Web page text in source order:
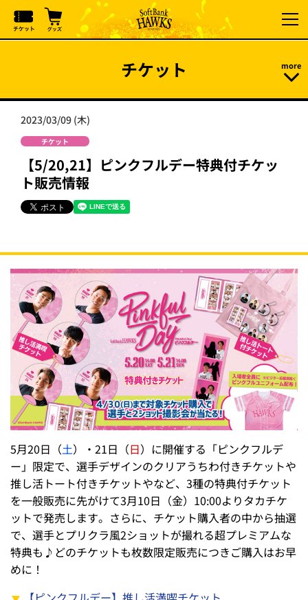
チケット
2023/03/09 (木)
チケット
【5/20,21】ピンクフルデー特典付チケッ
ト販売情報
5月20日（土）・21日（日）に開催する「ピンクフルデ
ー」限定で、選手デザインのクリアうちわ付きチケットや
推し活トート付きチケットやなど、3種の特典付チケット
を一般販売に先がけて3月10日（金）10:00よりタカチケ
ットで発売します。さらに、チケット購入者の中から抽選
で、選手とプリクラ風2ショットが撮れる超プレミアムな
特典も♪どのチケットも枚数限定販売につきご購入はお早
めに！